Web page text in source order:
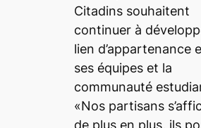
Citadins souhaitent
continuer à
lien d’appartenance
ses équipes et la
communauté
«Nos partisans
de plus en plus, ils